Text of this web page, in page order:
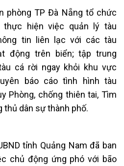
phòng TP Đà Nẵng tổ chức
thực hiện việc quản lý tàu
tin liên lạc với các tàu
động trên biển; tập trung
cá rời ngay khỏi khu vực
báo cáo tình hình tàu
Phòng, chống thiên tai, Tìm
thủ dân sự thành phố.
tỉnh Quảng Nam đã ban
chủ động ứng phó với bão